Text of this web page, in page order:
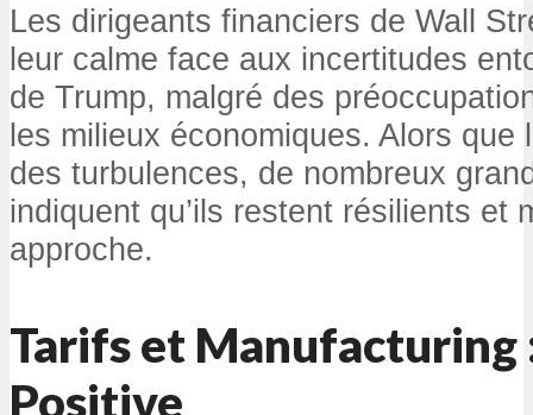
Les dirigeants financiers de Wall
leur calme face aux incertitudes
de Trump, malgré des
les milieux économiques. Alors que
des turbulences, de nombreux
indiquent qu’ils restent résilients et
approche.
Tarifs et Manufacturing
Positive